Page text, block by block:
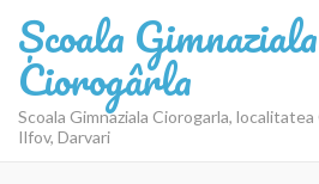
conținut
(apasă
Enter)
Școala Gimnaziala
Ciorogârla
Scoala Gimnaziala Ciorogarla,
Ilfov, Darvari